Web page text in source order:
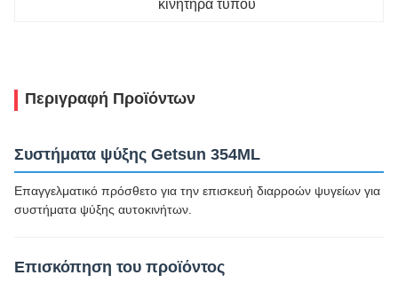
κινητήρα τύπου
Περιγραφή Προϊόντων
Συστήματα ψύξης Getsun 354ML
Επαγγελματικό πρόσθετο για την επισκευή διαρροών ψυγείων για
συστήματα ψύξης αυτοκινήτων.
Επισκόπηση του προϊόντος